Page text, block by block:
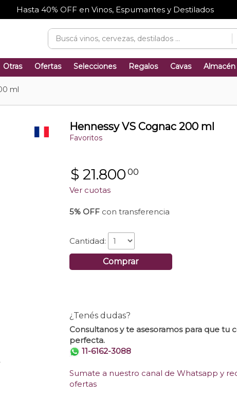
Hasta 40% OFF en Vinos, Espumantes y Destilados
Otras Ofertas Selecciones Regalos Cavas Almacén
ml
Hennessy VS Cognac 200 ml
Favoritos
$ 21.800 00
Ver cuotas
5% OFFcon transferencia
Cantidad:
Comprar
¿Tenés dudas?
Consultanos y te asesoramos para que tu
perfecta.
11-6162-3088
Sumate a nuestro canal de Whatsapp y
ofertas